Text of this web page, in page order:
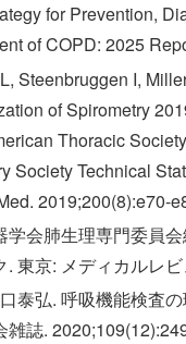
for Prevention,
of COPD: 2025
Steenbruggen I,
of Spirometry
Thoracic
Society Technical
2019;200(8):e70-
学会肺生理専門委員
. 東京: メディカルレ
泰弘. 呼吸機能検査
雑誌.